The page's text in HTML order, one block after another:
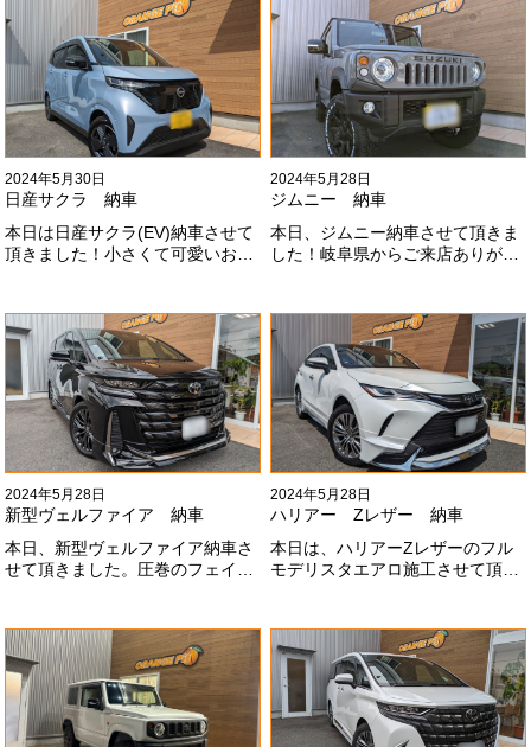
#x1f60a;
2024年5月30日
日産サクラ 納車
本日は日産サクラ(EV)納車させて
頂きました！小さくて可愛いお車
#x1f60a;#x1f60a;M様ありがとう
ございました#x1f60a;
2024年5月28日
ジムニー 納車
本日、ジムニー納車させて頂きま
した！岐阜県からご来店ありがと
ープンカントリー、ホイールと、
可愛い仕様になりました！これか
らもよろしくお願いします
#x1f647;#x200d;#x2640;#xfe0f;
2024年5月28日
新型ヴェルファイア 納車
本日、新型ヴェルファイア納車さ
せて頂きました。圧巻のフェイス
なりました！いつも本当にありが
とうございます#x1f60a;
2024年5月28日
ハリアー Zレザー 納車
本日は、ハリアーZレザーのフル
モデリスタエアロ施工させて頂き
全然、思い通りエアロが入ってき
ませんね。。今後とも宜しくお願
いします！